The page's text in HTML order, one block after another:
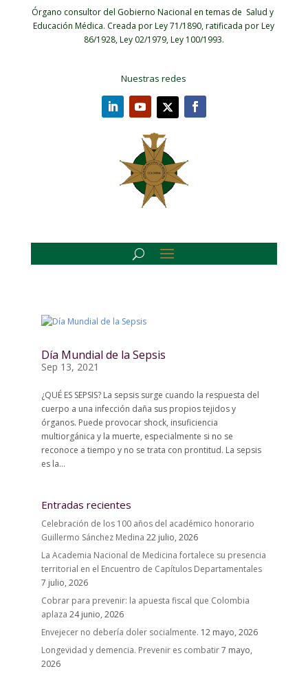
Órgano consultor del Gobierno Nacional en temas de Salud y
Educación Médica. Creada por Ley 71/1890, ratificada por Ley
86/1928, Ley 02/1979, Ley 100/1993.
Nuestras redes
Día Mundial de la Sepsis
Sep 13, 2021
¿QUÉ ES SEPSIS? La sepsis surge cuando la respuesta del
cuerpo a una infección daña sus propios tejidos y
órganos. Puede provocar shock, insuficiencia
multiorgánica y la muerte, especialmente si no se
reconoce a tiempo y no se trata con prontitud. La sepsis
es la...
Entradas recientes
Celebración de los 100 años del académico honorario
Guillermo Sánchez Medina 22 julio, 2026
La Academia Nacional de Medicina fortalece su presencia
territorial en el Encuentro de Capítulos Departamentales
7 julio, 2026
Cobrar para prevenir: la apuesta fiscal que Colombia
aplaza 24 junio, 2026
Envejecer no debería doler socialmente. 12 mayo, 2026
Longevidad y demencia. Prevenir es combatir7 mayo,
2026